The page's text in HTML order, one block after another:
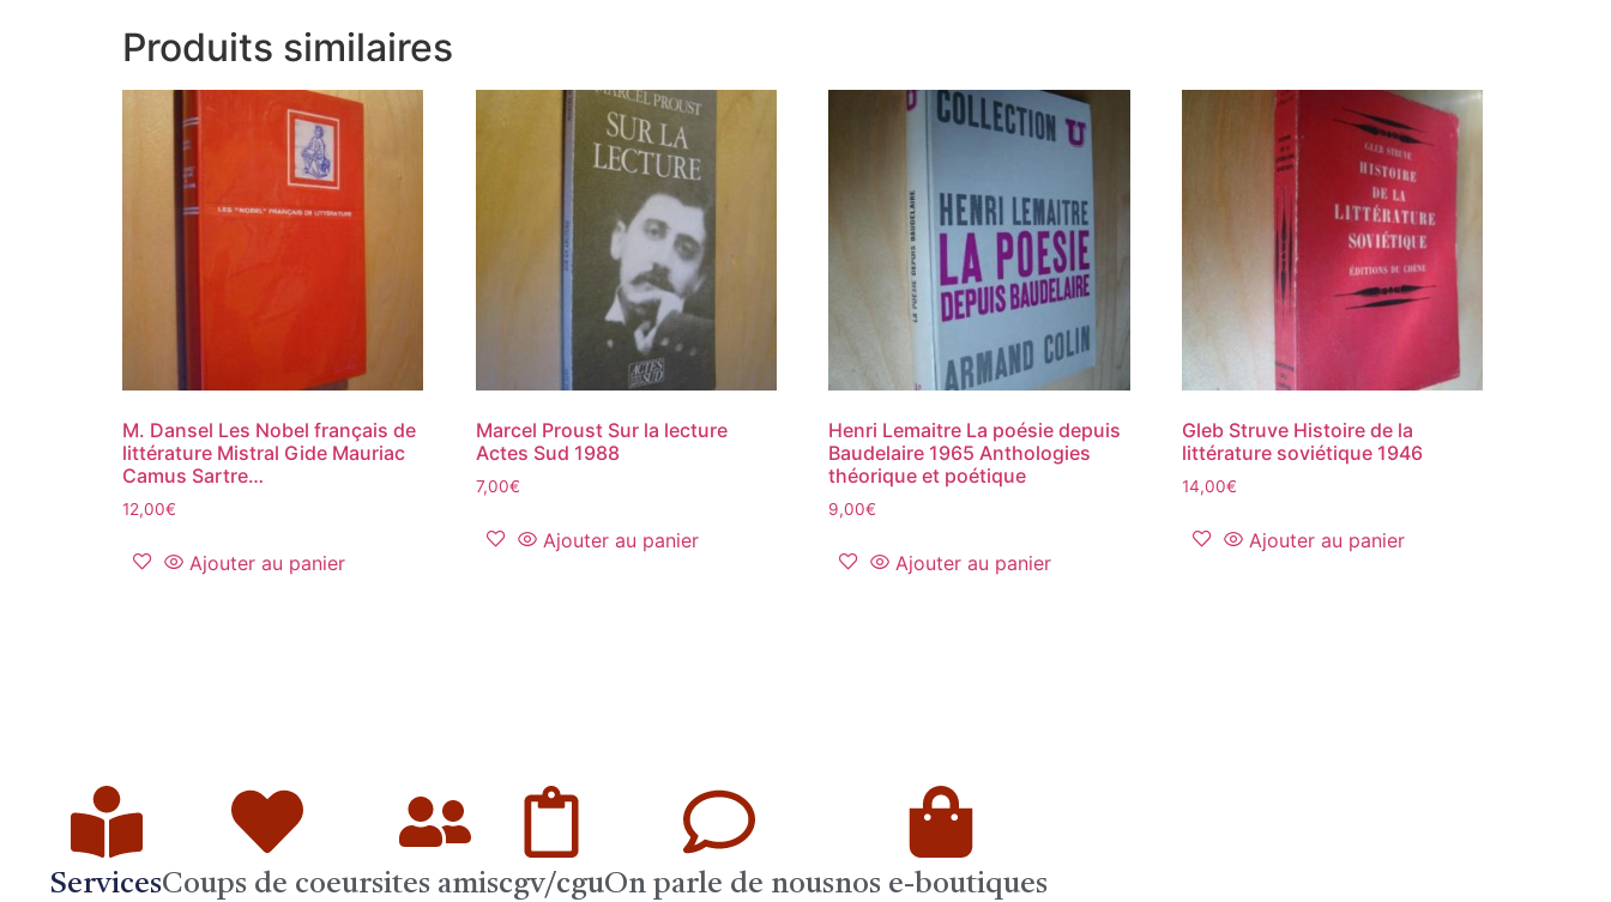
Produits similaires
M. Dansel Les Nobel français de
littérature Mistral Gide Mauriac
Camus Sartre…
12,00€
Ajouter au panier
Marcel Proust Sur la lecture
Actes Sud 1988
7,00€
Ajouter au panier
Henri Lemaitre La poésie depuis
Baudelaire 1965 Anthologies
théorique et poétique
9,00€
Ajouter au panier
Gleb Struve Histoire de la
littérature soviétique 1946
14,00€
Ajouter au panier
ServicesCoups de coeursites amiscgv/cguOn parle de nousnos e-boutiques